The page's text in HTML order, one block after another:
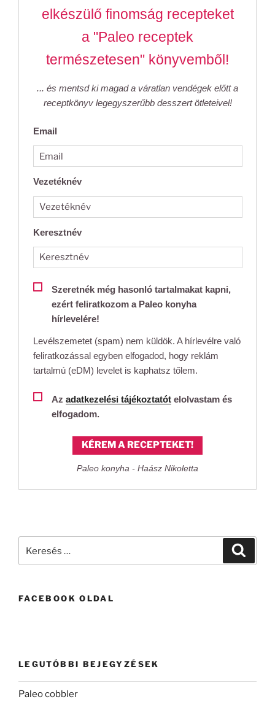
elkészülő finomság recepteket
a "Paleo receptek
természetesen" könyvemből!
... és mentsd ki magad a váratlan vendégek előtt a
receptkönyv legegyszerűbb desszert ötleteivel!
Email
Vezetéknév
Keresztnév
Szeretnék még hasonló tartalmakat kapni,
ezért feliratkozom a Paleo konyha
hírlevelére!
Levélszemetet (spam) nem küldök. A hírlevélre való
feliratkozással egyben elfogadod, hogy reklám
tartalmú (eDM) levelet is kaphatsz tőlem.
Az adatkezelési tájékoztatótelolvastam és
elfogadom.
KÉREM A RECEPTEKET!
Paleo konyha - Haász Nikoletta
FACEBOOK OLDAL
LEGUTÓBBI BEJEGYZÉSEK
Paleo cobbler